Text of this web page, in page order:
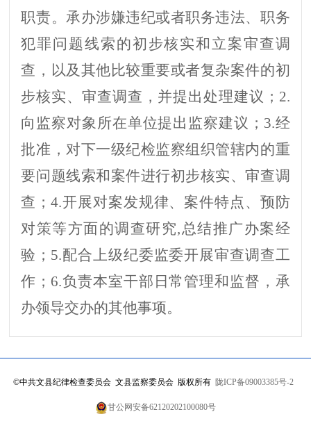
职责。承办涉嫌违纪或者职务违法、职务
犯罪问题线索的初步核实和立案审查调
查，以及其他比较重要或者复杂案件的初
步核实、审查调查，并提出处理建议； 2.
向监察对象所在单位提出监察建议； 3.经
批准，对下一级纪检监察组织管辖内的重
要问题线索和案件进行初步核实、审查调
查 ；4.开展对案发规律、案件特点、预防
对策等方面的调查研究,总结推广办案经
验 ； 5.配合上级纪委监委开展审查调查工
作； 6.负责本室干部日常管理和监督，承
办领导交办的其他事项。
©中共文县纪律检查委员会 文县监察委员会 版权所有 陇ICP备09003385号-2
甘公网安备62120202100080号